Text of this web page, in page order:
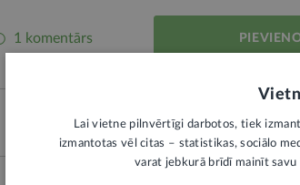
1 komentārs
Lai vietne pilnvērtīgi darbotos, tiek
izmantotas vēl citas – statistikas, sociālo
varat jebkurā brīdī mainīt